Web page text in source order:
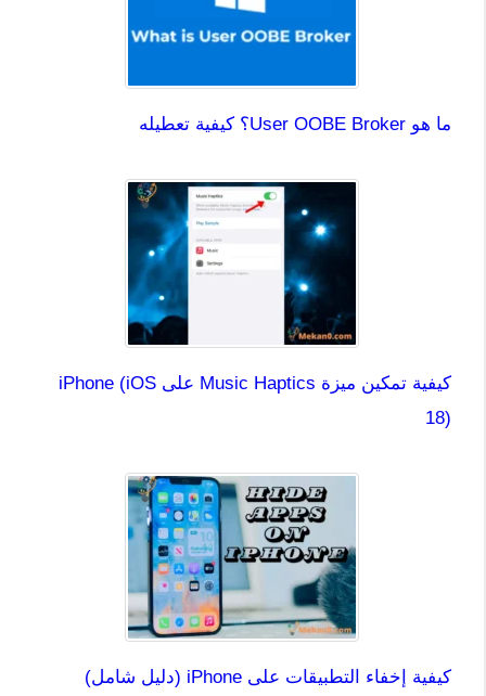
ما هو User OOBE Broker؟ كيفية تعطيله
كيفية تمكين ميزة Music Haptics على iPhone (iOS
18)
كيفية إخفاء التطبيقات على iPhone (دليل شامل)